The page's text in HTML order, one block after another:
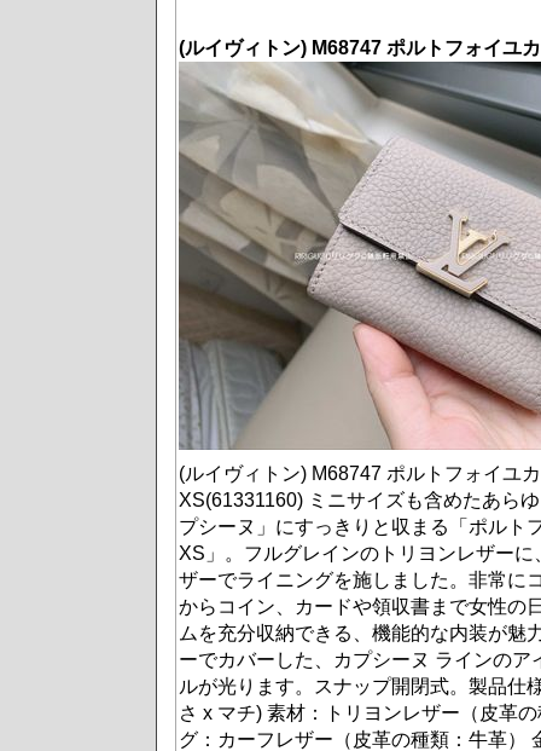
(ルイヴィトン) M68747 ポルトフォイユ
(ルイヴィトン) M68747 ポルトフォイユ
XS(61331160) ミニサイズも含めたあら
プシーヌ」にすっきりと収まる「ポルト
XS」。フルグレインのトリヨンレザー
ザーでライニングを施しました。非常に
からコイン、カードや領収書まで女性の
ムを充分収納できる、機能的な内装が魅
ーでカバーした、カプシーヌ ラインのア
ルが光ります。スナップ開閉式。製品仕
さ x マチ) 素材：トリヨンレザー（皮革
グ：カーフレザー（皮革の種類：牛革）